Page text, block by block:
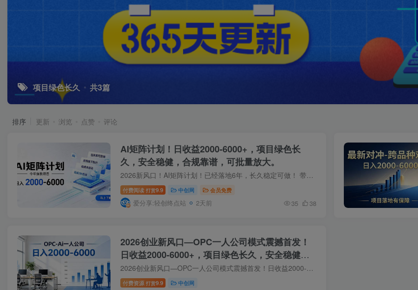
项目绿色长久 共3篇
排序 更新 浏览 点赞 评论
AI矩阵计划！日收益2000-6000+，项目绿色长
久，安全稳健，合规靠谱，可批量放大。
2026新风口！AI矩阵计划！已经落地6年，长久稳定可做！ 带你创业，给你落地项目，可实地！[hidecontent t…
付费阅读 打赏9.9 中创网 会员免费
爱分享:轻创终点站 2天前 35 38
2026创业新风口—OPC一人公司模式震撼首发！
日收益2000-6000+，项目绿色长久，安全稳健，
合…
2026创业新风口—OPC一人公司模式震撼首发！日收益2000-6000+，项目绿色长久，安全稳健，合规靠谱。轻松告别死…
付费资源 打赏9.9 中创网